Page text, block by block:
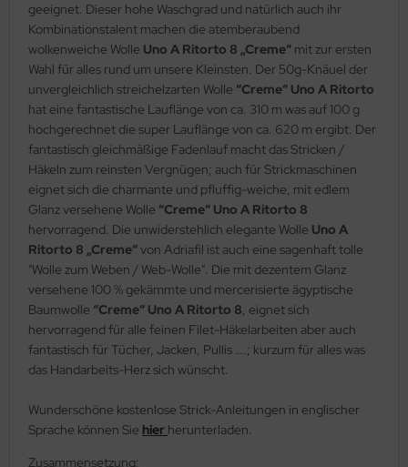
geeignet. Dieser hohe Waschgrad und natürlich auch ihr
Kombinationstalent machen die atemberaubend
wolkenweiche Wolle Uno A Ritorto 8 „Creme“ mit zur ersten
Wahl für alles rund um unsere Kleinsten. Der 50g-Knäuel der
unvergleichlich streichelzarten Wolle “Creme“ Uno A Ritorto
hat eine fantastische Lauflänge von ca. 310 m was auf 100 g
hochgerechnet die super Lauflänge von ca. 620 m ergibt. Der
fantastisch gleichmäßige Fadenlauf macht das Stricken /
Häkeln zum reinsten Vergnügen; auch für Strickmaschinen
eignet sich die charmante und pfluffig-weiche, mit edlem
Glanz versehene Wolle “Creme“ Uno A Ritorto 8
hervorragend. Die unwiderstehlich elegante Wolle Uno A
Ritorto 8 „Creme“von Adriafil ist auch eine sagenhaft tolle
"Wolle zum Weben / Web-Wolle". Die mit dezentem Glanz
versehene 100 % gekämmte und mercerisierte ägyptische
Baumwolle “Creme“ Uno A Ritorto 8, eignet sich
hervorragend für alle feinen Filet-Häkelarbeiten aber auch
fantastisch für Tücher, Jacken, Pullis ….; kurzum für alles was
das Handarbeits-Herz sich wünscht.
Wunderschöne kostenlose Strick-Anleitungen in englischer
Sprache können Sie hier herunterladen.
Zusammensetzung: